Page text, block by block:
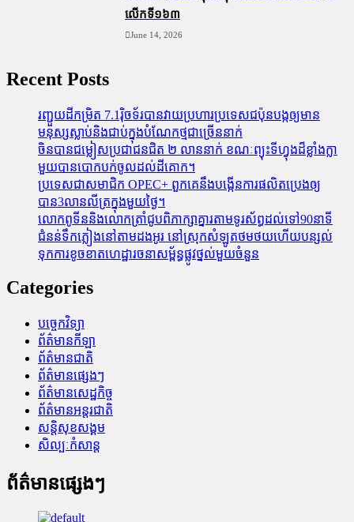
លើកទី១៦៣
June 14, 2026
Recent Posts
រញ្ជួយដីកម្រិត​ 7.1រ៉ិចទ័របានវាយប្រហារប្រទេសជប៉ុនបង្កឲ្យមាន
មនុស្សស្លាប់​និង​ជាប់ក្នុងបំណែកថ្មជាច្រើននាក់
ចិនបានជម្លៀសប្រជាជនជិត ២ លាននាក់ ខណៈព្យុះទីហ្វុងដ៏ខ្លាំងក្លា
មួយបានបោកបក់ចូលដល់ដីគោក។
ប្រទេសជាសមាជិក OPEC+​ ពួកគេនឹងបង្កើនការផលិតប្រេងឲ្យ
បាន3លានលីត្រក្នុងមួយថ្ងៃ។
លោកពូទីននិងលោកត្រាំជូបពិភាក្សាគ្នារតាមទូរស័ព្ធដល់ទៅ90នាទី
ជំនន់​ទឹកភ្លៀង​នៅ​តាម​ដងអូរ​ នៅ​ស្រុក​សំឡូត​ថមថយ​ហើយ​បន្សល់​
ទុក​ការ​ខូចខាត​ហេដ្ឋារចនាសម្ព័ន្ធ​ផ្លូវថ្នល់​មួយ​ចំនួន
Categories
បច្ចេកវិទ្យា
ព័ត៌មានកីឡា
ព័ត៌មានជាតិ
ព័ត៌មានផ្សេងៗ
ព័ត៌មានសេដ្ឋកិច្ច
ព័ត៌មានអន្តរជាតិ
សន្តិសុខសង្គម
សិល្បៈកំសាន្ត
ព័ត៌មានផ្សេងៗ